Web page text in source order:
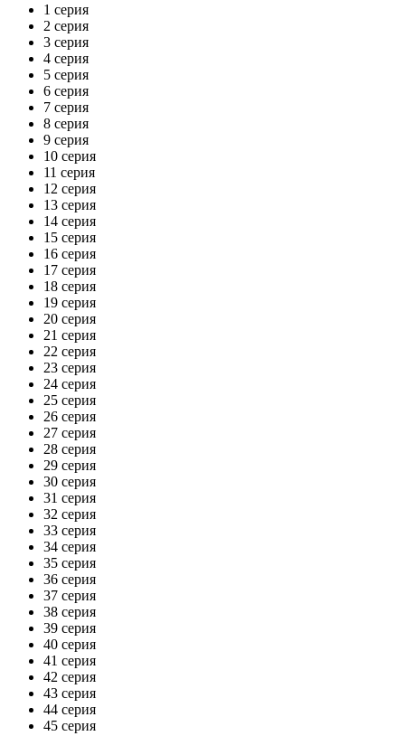
1 серия
2 серия
3 серия
4 серия
5 серия
6 серия
7 серия
8 серия
9 серия
10 серия
11 серия
12 серия
13 серия
14 серия
15 серия
16 серия
17 серия
18 серия
19 серия
20 серия
21 серия
22 серия
23 серия
24 серия
25 серия
26 серия
27 серия
28 серия
29 серия
30 серия
31 серия
32 серия
33 серия
34 серия
35 серия
36 серия
37 серия
38 серия
39 серия
40 серия
41 серия
42 серия
43 серия
44 серия
45 серия